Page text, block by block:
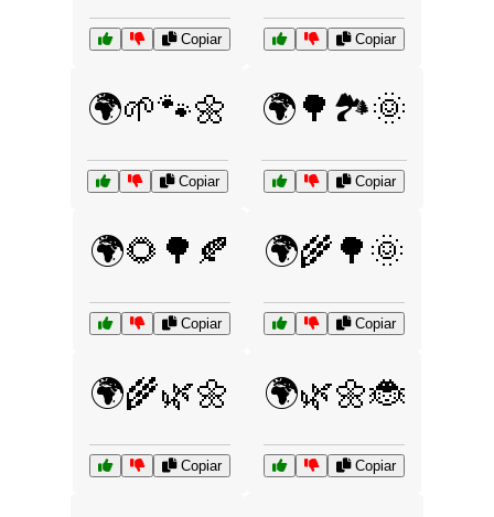
Copiar Copiar
🌍🌱🐾🌼
Copiar
🌍🌳🏞️🌞
Copiar
🌍🌻🌳🍂
Copiar
🌍🌾🌳🌞
Copiar
🌍🌾🌿🌼
Copiar
🌍🌿🌼🐞
Copiar